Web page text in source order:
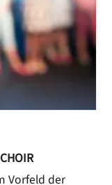
Vorfeld der